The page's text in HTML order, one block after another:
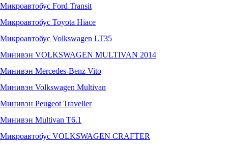
Микроавтобус Ford Transit
Микроавтобус Toyota Hiace
Микроавтобус Volkswagen LT35
Минивэн VOLKSWAGEN MULTIVAN 2014
Минивэн Mercedes-Benz Vito
Минивэн Volkswagen Multivan
Минивэн Peugeot Traveller
Минивэн Multivan Т6.1
Микроавтобус VOLKSWAGEN CRAFTER